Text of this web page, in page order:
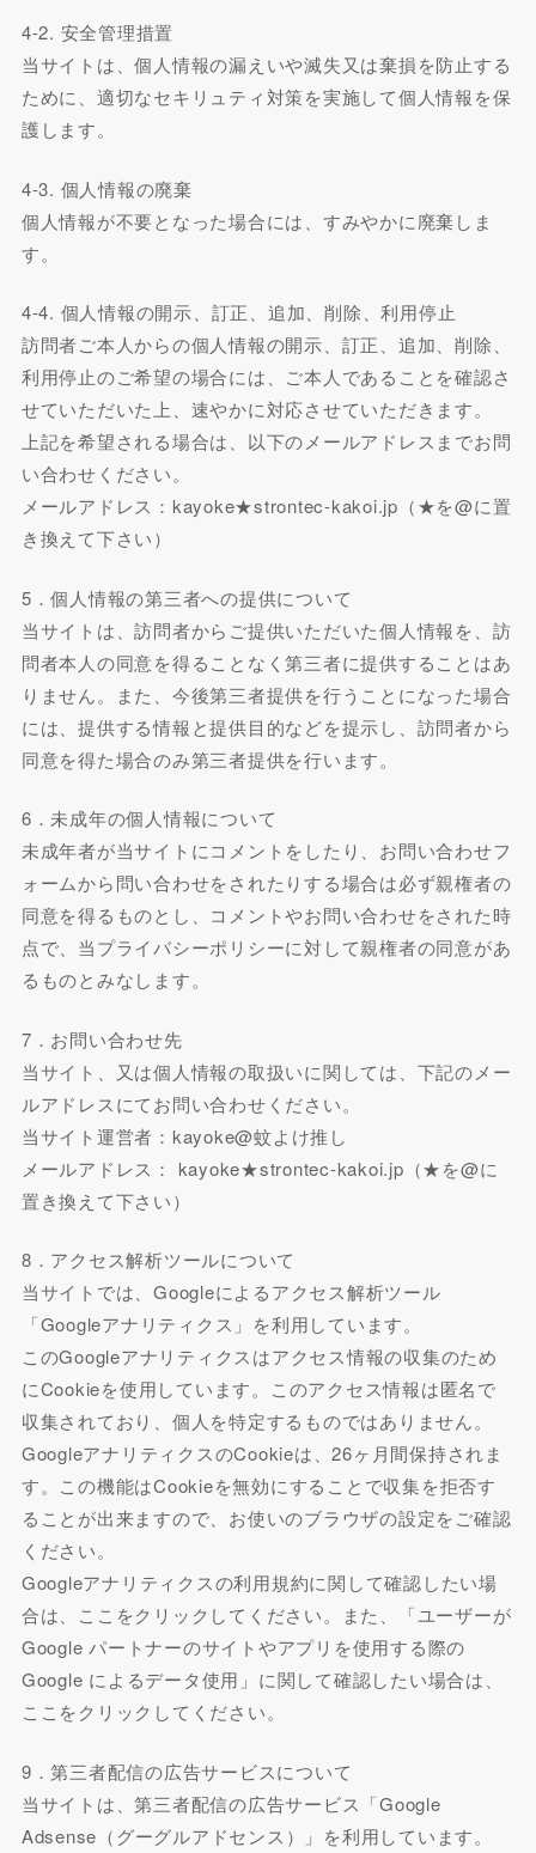
4-2. 安全管理措置
当サイトは、個人情報の漏えいや滅失又は棄損を防止する
ために、適切なセキリュティ対策を実施して個人情報を保
護します。
4-3. 個人情報の廃棄
個人情報が不要となった場合には、すみやかに廃棄しま
す。
4-4. 個人情報の開示、訂正、追加、削除、利用停止
訪問者ご本人からの個人情報の開示、訂正、追加、削除、
利用停止のご希望の場合には、ご本人であることを確認さ
せていただいた上、速やかに対応させていただきます。
上記を希望される場合は、以下のメールアドレスまでお問
い合わせください。
メールアドレス：kayoke★strontec-kakoi.jp（★を@に置
き換えて下さい）
5．個人情報の第三者への提供について
当サイトは、訪問者からご提供いただいた個人情報を、訪
問者本人の同意を得ることなく第三者に提供することはあ
りません。また、今後第三者提供を行うことになった場合
には、提供する情報と提供目的などを提示し、訪問者から
同意を得た場合のみ第三者提供を行います。
6．未成年の個人情報について
未成年者が当サイトにコメントをしたり、お問い合わせフ
ォームから問い合わせをされたりする場合は必ず親権者の
同意を得るものとし、コメントやお問い合わせをされた時
点で、当プライバシーポリシーに対して親権者の同意があ
るものとみなします。
7．お問い合わせ先
当サイト、又は個人情報の取扱いに関しては、下記のメー
ルアドレスにてお問い合わせください。
当サイト運営者：kayoke@蚊よけ推し
メールアドレス： kayoke★strontec-kakoi.jp（★を@に
置き換えて下さい）
8．アクセス解析ツールについて
当サイトでは、Googleによるアクセス解析ツール
「Googleアナリティクス」を利用しています。
このGoogleアナリティクスはアクセス情報の収集のため
にCookieを使用しています。このアクセス情報は匿名で
収集されており、個人を特定するものではありません。
GoogleアナリティクスのCookieは、26ヶ月間保持されま
す。この機能はCookieを無効にすることで収集を拒否す
ることが出来ますので、お使いのブラウザの設定をご確認
ください。
Googleアナリティクスの利用規約に関して確認したい場
合は、ここをクリックしてください。また、「ユーザーが
Google パートナーのサイトやアプリを使用する際の
Google によるデータ使用」に関して確認したい場合は、
ここをクリックしてください。
9．第三者配信の広告サービスについて
当サイトは、第三者配信の広告サービス「Google
Adsense（グーグルアドセンス）」を利用しています。